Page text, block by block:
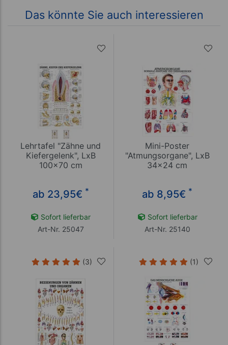
Das könnte Sie auch interessieren
Lehrtafel "Zähne und
Kiefergelenk", LxB
100x70 cm
ab 23,95€ *
Sofort lieferbar
Art-Nr. 25047
Mini-Poster
"Atmungsorgane", LxB
34x24 cm
ab 8,95€ *
Sofort lieferbar
Art-Nr. 25140
(3) (1)